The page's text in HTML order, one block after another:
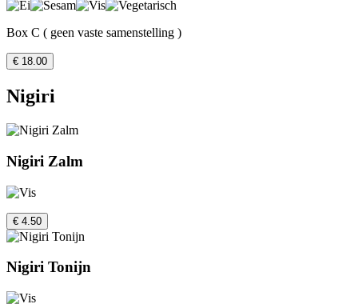
Box C ( geen vaste samenstelling )
€ 18.00
Nigiri
Nigiri Zalm
€ 4.50
Nigiri Tonijn